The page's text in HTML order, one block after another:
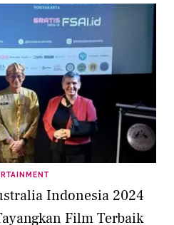
Indonesia 2024
Film Terbaik